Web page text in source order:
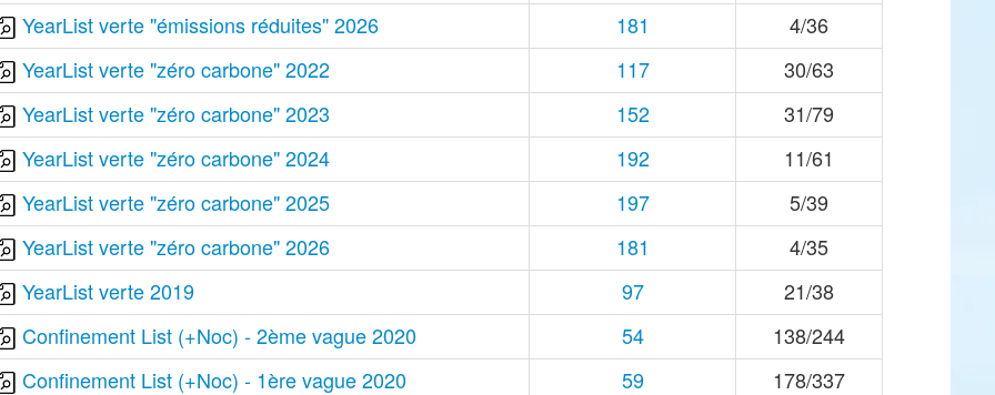
YearList verte "émissions réduites" 2026
181
4/36
YearList verte "zéro carbone" 2022
117
30/63
YearList verte "zéro carbone" 2023
152
31/79
YearList verte "zéro carbone" 2024
192
11/61
YearList verte "zéro carbone" 2025
197
5/39
YearList verte "zéro carbone" 2026
181
4/35
YearList verte 2019
97
21/38
Confinement List (+Noc) - 2ème vague 2020
54
138/244
Confinement List (+Noc) - 1ère vague 2020
59
178/337